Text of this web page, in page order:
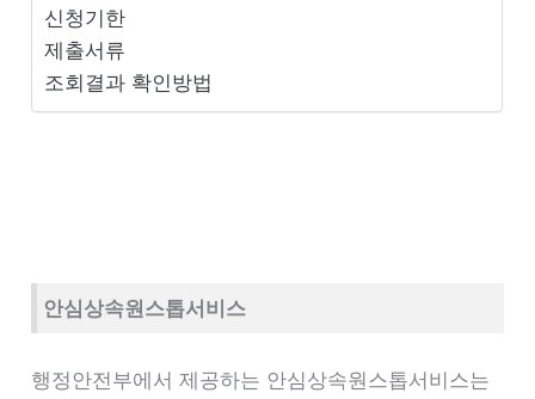
신청기한
제출서류
조회결과 확인방법
안심상속원스톱서비스
행정안전부에서 제공하는 안심상속원스톱서비스는